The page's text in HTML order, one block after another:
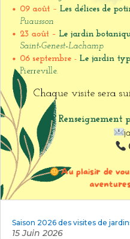
Saison 2026 des visites de
15 Juin 2026